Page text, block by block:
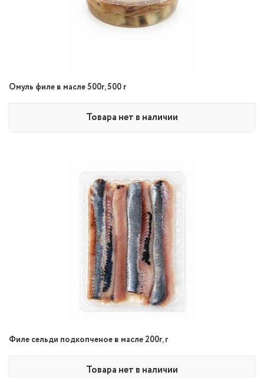
Омуль филе в масле 500г, 500 г
Товара нет в наличии
Филе сельди подкопченое в масле 200г, г
Товара нет в наличии